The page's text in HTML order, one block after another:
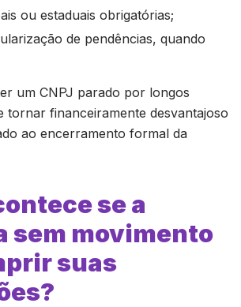
ou estaduais obrigatórias;
de pendências, quando
um CNPJ parado por longos
tornar financeiramente desvantajoso
ao encerramento formal da
se a
sem movimento
suas